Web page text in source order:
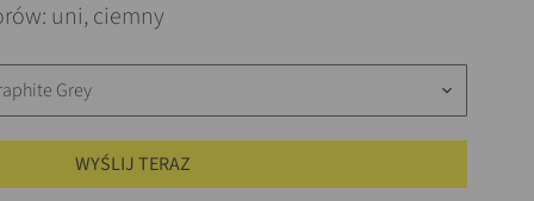
uni, ciemny
Grey keyboard_arrow_down
WYŚLIJ TERAZ